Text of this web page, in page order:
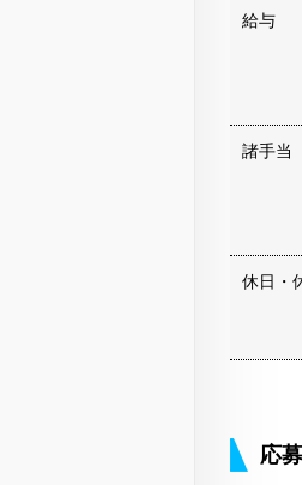
給与
諸手当
休日・
応